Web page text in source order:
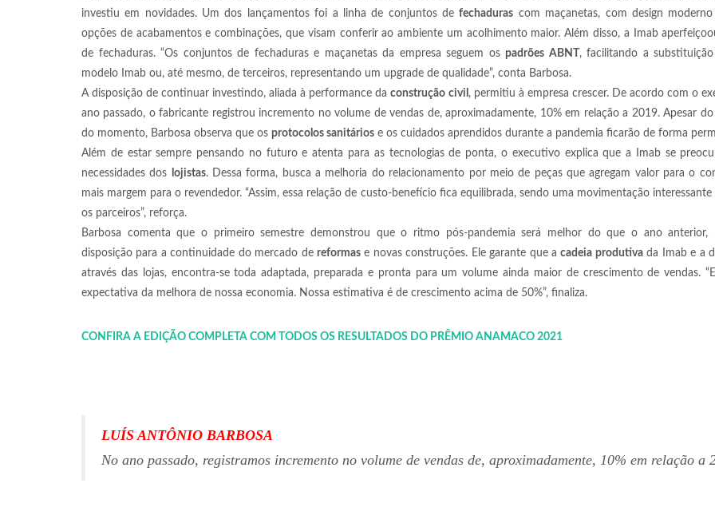
investiu em novidades. Um dos lançamentos foi a linha de conjuntos defechaduras com maçanetas, com design
opções de acabamentos e combinações, que visam conferir ao ambiente um acolhimento maior. Além disso, a Imab
de fechaduras. “Os conjuntos de fechaduras e maçanetas da empresa seguem os padrões ABNT
, facilitando a
modelo Imab ou, até mesmo, de terceiros, representando um upgrade de qualidade”, conta Barbosa.
A disposição de continuar investindo, aliada à performance daconstrução civil , permitiu à empresa crescer. De acordo com o
ano passado, o fabricante registrou incremento no volume de vendas de, aproximadamente, 10% em relação a 2019. Apesar
do momento, Barbosa observa que os protocolos sanitários e os cuidados aprendidos durante a pandemia ficarão de forma
Além de estar sempre pensando no futuro e atenta para as tecnologias de ponta, o executivo explica que a Imab se
necessidades dos
lojistas. Dessa forma, busca a melhoria do relacionamento por meio de peças que agregam valor para o
mais margem para o revendedor. “Assim, essa relação de custo-benefício fica equilibrada, sendo uma movimentação
os parceiros”, reforça.
Barbosa comenta que o primeiro semestre demonstrou que o ritmo pós-pandemia será melhor do que o ano anterior,
disposição para a continuidade do mercado de reformas e novas construções. Ele garante que acadeia produtivada Imab e a
através das lojas, encontra-se toda adaptada, preparada e pronta para um volume ainda maior de crescimento de vendas.
expectativa da melhora de nossa economia. Nossa estimativa é de crescimento acima de 50%”, finaliza.
CONFIRA A EDIÇÃO COMPLETA COM TODOS OS RESULTADOS DO PRÊMIO ANAMACO 2021
LUÍS ANTÔNIO BARBOSA
No ano passado, registramos incremento no volume de vendas de, aproximadamente, 10% em relação a